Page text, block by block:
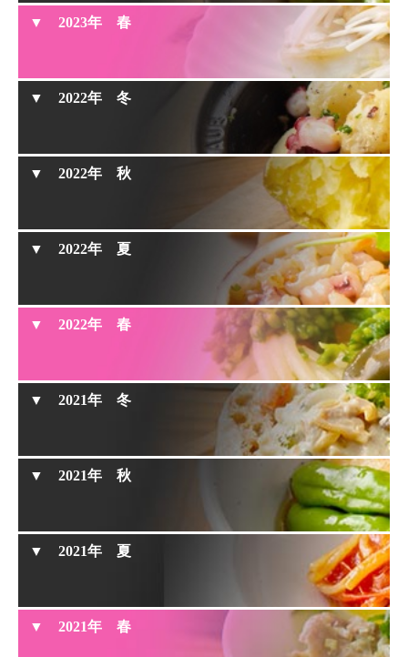
ワンパン和風パスタ『鶏肉とごぼうのワンパンス
パゲティ』
冷凍で新食感『こんにゃくのスジ肉風天ぷら』
具材たっぷりで本格的『長崎名物ちゃんぽん』
薬味たっぷり『茄子のブレイズ（蒸し煮） ～薬味
ポン酢～』
時短レシピ『ワンパントマトそうめん』
春キャベツのワンパン米粉クリームパスタ
男の肉じゃが
時短グリーンカレー
鉄鍋で作る焼きとうもろこし
鉄鍋で作る新じゃがいものガレット
もち米の中華炊き込みごはん
クロックムッシュ
鉄鍋でスモークサラダ
2023年 春
しらすとブロッコリーのスパゲティー
タコとじゃがいものソテー
2022年 冬
※ 2022年冬は動画をお休みさせていただきました。
2022年 秋
洋風な卯の花煮
鉄鍋で作る石焼き芋
2022年 夏
フリッタータ
2022年 春
鉄鍋で作るマーラーカオ
2021年 冬
鮭のちゃんちゃん焼き
2021年 秋
干し野菜の竜田揚げ
2021年 夏
エビチリ卵
2021年 春